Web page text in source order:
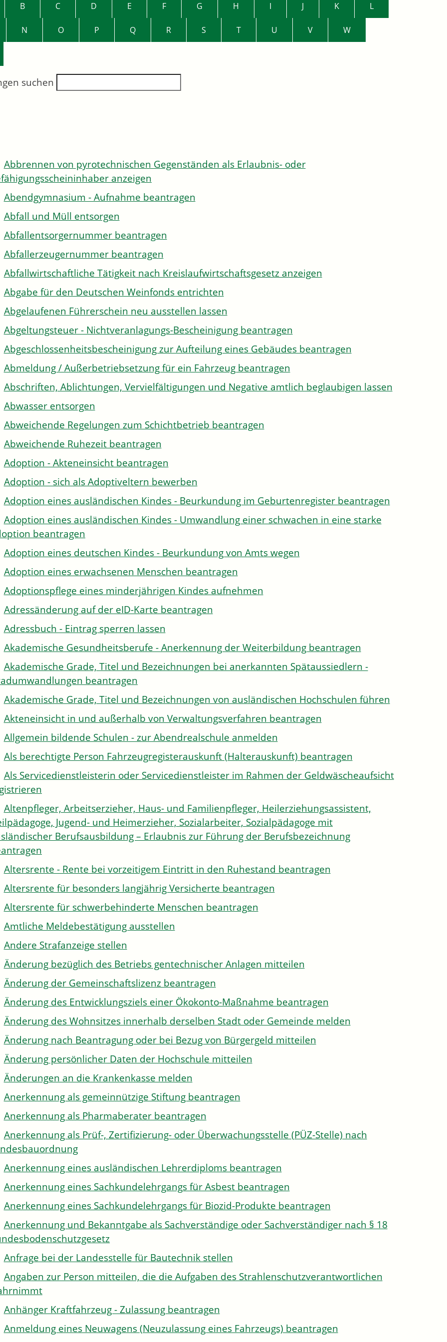
B C D E F G H I J K L
N O P Q R S T U V W
suchen
Abbrennen von pyrotechnischen Gegenständen als Erlaubnis- oder
anzeigen
Abendgymnasium - Aufnahme beantragen
Abfall und Müll entsorgen
Abfallentsorgernummer beantragen
Abfallerzeugernummer beantragen
Abfallwirtschaftliche Tätigkeit nach Kreislaufwirtschaftsgesetz anzeigen
Abgabe für den Deutschen Weinfonds entrichten
Abgelaufenen Führerschein neu ausstellen lassen
Abgeltungsteuer - Nichtveranlagungs-Bescheinigung beantragen
Abgeschlossenheitsbescheinigung zur Aufteilung eines Gebäudes beantragen
Abmeldung / Außerbetriebsetzung für ein Fahrzeug beantragen
Abschriften, Ablichtungen, Vervielfältigungen und Negative amtlich beglaubigen lassen
Abwasser entsorgen
Abweichende Regelungen zum Schichtbetrieb beantragen
Abweichende Ruhezeit beantragen
Adoption - Akteneinsicht beantragen
Adoption - sich als Adoptiveltern bewerben
Adoption eines ausländischen Kindes - Beurkundung im Geburtenregister beantragen
Adoption eines ausländischen Kindes - Umwandlung einer schwachen in eine starke
beantragen
Adoption eines deutschen Kindes - Beurkundung von Amts wegen
Adoption eines erwachsenen Menschen beantragen
Adoptionspflege eines minderjährigen Kindes aufnehmen
Adressänderung auf der eID-Karte beantragen
Adressbuch - Eintrag sperren lassen
Akademische Gesundheitsberufe - Anerkennung der Weiterbildung beantragen
Akademische Grade, Titel und Bezeichnungen bei anerkannten Spätaussiedlern -
beantragen
Akademische Grade, Titel und Bezeichnungen von ausländischen Hochschulen führen
Akteneinsicht in und außerhalb von Verwaltungsverfahren beantragen
Allgemein bildende Schulen - zur Abendrealschule anmelden
Als berechtigte Person Fahrzeugregisterauskunft (Halterauskunft) beantragen
Als Servicedienstleisterin oder Servicedienstleister im Rahmen der Geldwäscheaufsicht
Altenpfleger, Arbeitserzieher, Haus- und Familienpfleger, Heilerziehungsassistent,
Jugend- und Heimerzieher, Sozialarbeiter, Sozialpädagoge mit
Berufsausbildung – Erlaubnis zur Führung der Berufsbezeichnung
Altersrente - Rente bei vorzeitigem Eintritt in den Ruhestand beantragen
Altersrente für besonders langjährig Versicherte beantragen
Altersrente für schwerbehinderte Menschen beantragen
Amtliche Meldebestätigung ausstellen
Andere Strafanzeige stellen
Änderung bezüglich des Betriebs gentechnischer Anlagen mitteilen
Änderung der Gemeinschaftslizenz beantragen
Änderung des Entwicklungsziels einer Ökokonto-Maßnahme beantragen
Änderung des Wohnsitzes innerhalb derselben Stadt oder Gemeinde melden
Änderung nach Beantragung oder bei Bezug von Bürgergeld mitteilen
Änderung persönlicher Daten der Hochschule mitteilen
Änderungen an die Krankenkasse melden
Anerkennung als gemeinnützige Stiftung beantragen
Anerkennung als Pharmaberater beantragen
Anerkennung als Prüf-, Zertifizierung- oder Überwachungsstelle (PÜZ-Stelle) nach
Anerkennung eines ausländischen Lehrerdiploms beantragen
Anerkennung eines Sachkundelehrgangs für Asbest beantragen
Anerkennung eines Sachkundelehrgangs für Biozid-Produkte beantragen
Anerkennung und Bekanntgabe als Sachverständige oder Sachverständiger nach § 18
Anfrage bei der Landesstelle für Bautechnik stellen
Angaben zur Person mitteilen, die die Aufgaben des Strahlenschutzverantwortlichen
Anhänger Kraftfahrzeug - Zulassung beantragen
Anmeldung eines Neuwagens (Neuzulassung eines Fahrzeugs) beantragen